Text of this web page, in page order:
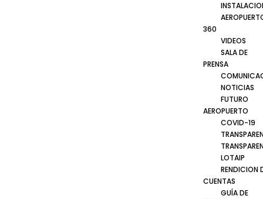
360
VIDEOS
SALA DE
PRENSA
NOTICIAS
FUTURO
AEROPUERTO
COVID-19
LOTAIP
RENDICION
CUENTAS
GUÍA DE